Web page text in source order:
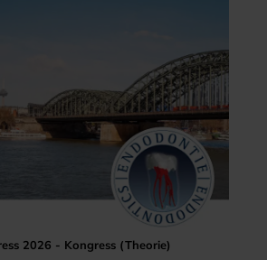
2026 - Kongress (Theorie)